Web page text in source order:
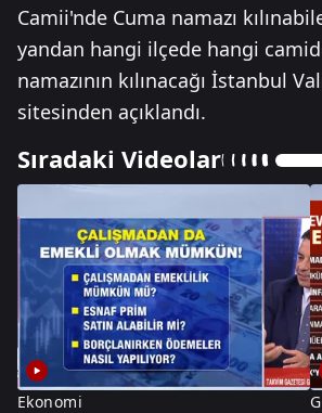
Camii'nde Cuma namazı
yandan hangi ilçede hangi
namazının kılınacağı İstanbul
sitesinden açıklandı.
Sıradaki Videolar
Ekonomi